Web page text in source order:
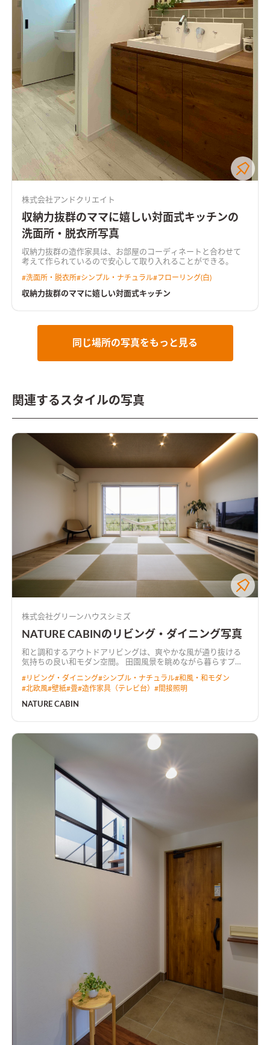
株式会社アンドクリエイト
収納力抜群のママに嬉しい対面式キッチンの
洗面所・脱衣所写真
収納力抜群の造作家具は、お部屋のコーディネートと合わせて
考えて作られているので安心して取り入れることができる。
#洗面所・脱衣所#シンプル・ナチュラル#フローリング(白)
収納力抜群のママに嬉しい対面式キッチン
同じ場所の写真をもっと見る
関連するスタイルの写真
株式会社グリーンハウスシミズ
NATURE CABINのリビング・ダイニング写真
和と調和するアウトドアリビングは、爽やかな風が通り抜ける
気持ちの良い和モダン空間。 田園風景を眺めながら暮らすプラ
#リビング・ダイニング#シンプル・ナチュラル#和風・和モダン
#北欧風#壁紙#畳#造作家具（テレビ台） #間接照明
NATURE CABIN